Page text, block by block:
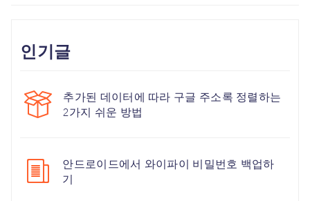
인기글
추가된 데이터에 따라 구글 주소록 정렬하는
2가지 쉬운 방법
안드로이드에서 와이파이 비밀번호 백업하
기